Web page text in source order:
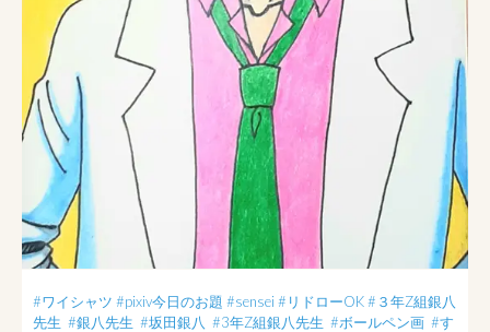
#ワイシャツ #pixiv今日のお題 #sensei #リドローOK#３年Z組銀八
先生 #銀八先生 #坂田銀八 #3年Z組銀八先生 #ボールペン画 #す